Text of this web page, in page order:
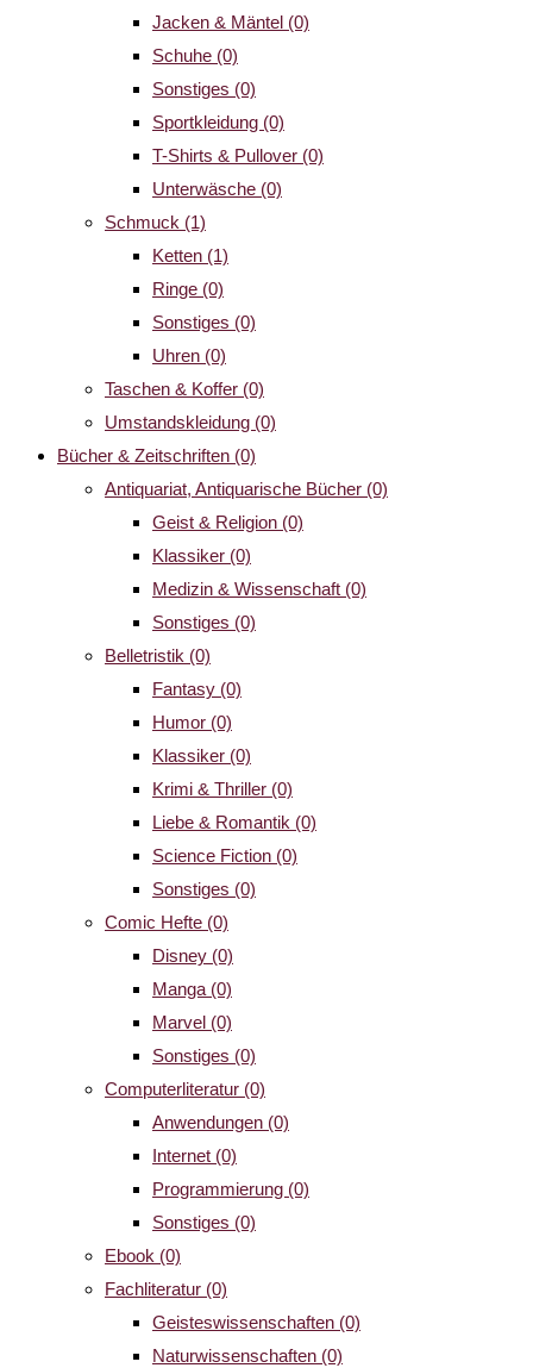
Jacken & Mäntel (0)
Schuhe (0)
Sonstiges (0)
Sportkleidung (0)
T-Shirts & Pullover (0)
Unterwäsche (0)
Schmuck (1)
Ketten (1)
Ringe (0)
Sonstiges (0)
Uhren (0)
Taschen & Koffer (0)
Umstandskleidung (0)
Bücher & Zeitschriften (0)
Antiquariat, Antiquarische Bücher (0)
Geist & Religion (0)
Klassiker (0)
Medizin & Wissenschaft (0)
Sonstiges (0)
Belletristik (0)
Fantasy (0)
Humor (0)
Klassiker (0)
Krimi & Thriller (0)
Liebe & Romantik (0)
Science Fiction (0)
Sonstiges (0)
Comic Hefte (0)
Disney (0)
Manga (0)
Marvel (0)
Sonstiges (0)
Computerliteratur (0)
Anwendungen (0)
Internet (0)
Programmierung (0)
Sonstiges (0)
Ebook (0)
Fachliteratur (0)
Geisteswissenschaften (0)
Naturwissenschaften (0)